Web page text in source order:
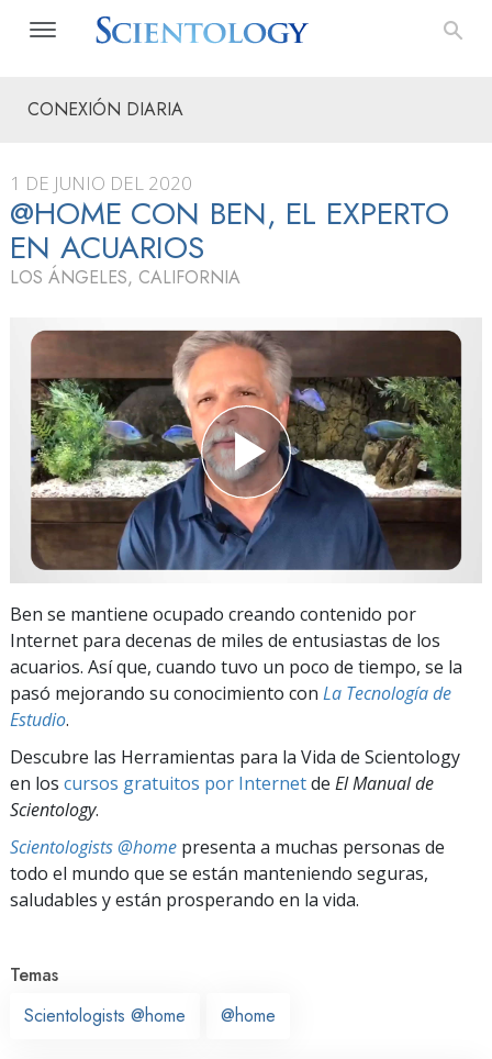
CONEXIÓN DIARIA
1 DE JUNIO DEL 2020
@HOME CON BEN, EL EXPERTO
EN ACUARIOS
LOS ÁNGELES, CALIFORNIA
Ben se mantiene ocupado creando contenido por
Internet para decenas de miles de entusiastas de los
acuarios. Así que, cuando tuvo un poco de tiempo, se la
pasó mejorando su conocimiento con La Tecnología de
Estudio.
Descubre las Herramientas para la Vida de Scientology
en los cursos gratuitos por Internetde El Manual de
Scientology.
Scientologists @home presenta a muchas personas de
todo el mundo que se están manteniendo seguras,
saludables y están prosperando en la vida.
Temas
Scientologists @home
@home